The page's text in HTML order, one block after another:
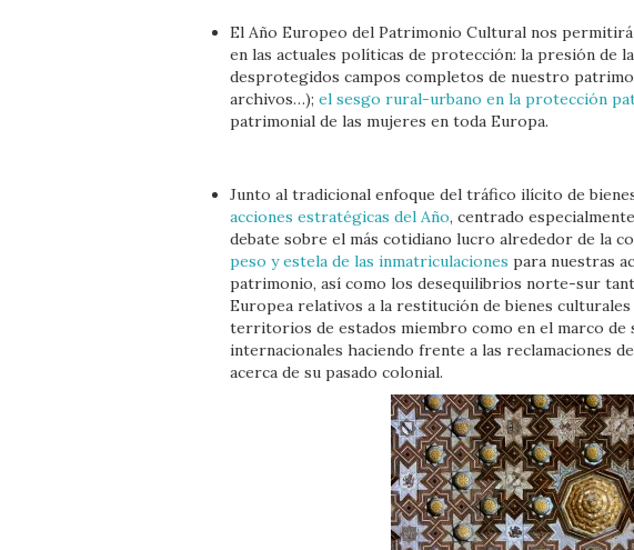
El Año Europeo del Patrimonio Cultural nos
en las actuales políticas de protección: la presión de
desprotegidos campos completos de nuestro
archivos…); el sesgo rural-urbano en la protección
patrimonial de las mujeres en toda Europa.
Junto al tradicional enfoque del tráfico ilícito de
acciones estratégicas del Año, centrado
debate sobre el más cotidiano lucro alrededor de la
peso y estela de las inmatriculaciones para nuestras
patrimonio, así como los desequilibrios norte-sur
Europea relativos a la restitución de bienes
territorios de estados miembro como en el marco de
internacionales haciendo frente a las reclamaciones
acerca de su pasado colonial.